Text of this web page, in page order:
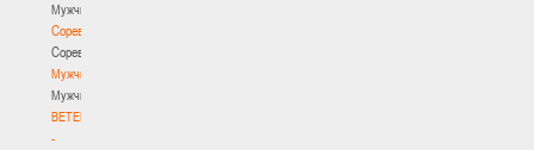
Мужчины
Соревнования
Соревнования
Мужчины
Мужчины
BETERA
-